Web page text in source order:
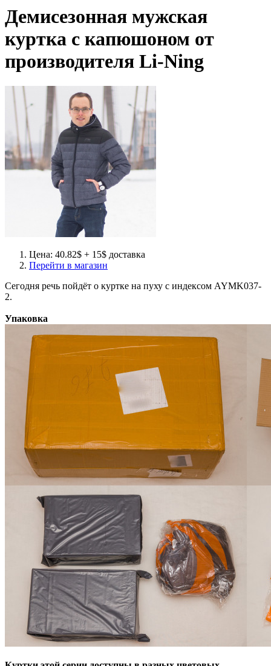
Демисезонная мужская
куртка с капюшоном от
производителя Li-Ning
Цена: 40.82$ + 15$ доставка
Перейти в магазин
Сегодня речь пойдёт о куртке на пуху с индексом AYMK037-
2.
Упаковка